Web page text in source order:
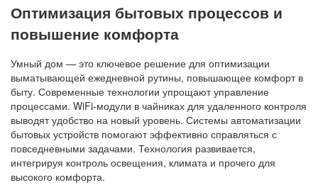
Оптимизация бытовых процессов и
повышение комфорта
Умный дом — это ключевое решение для оптимизации
выматывающей ежедневной рутины, повышающее комфорт в
быту. Современные технологии упрощают управление
процессами. WiFi-модули в чайниках для удаленного контроля
выводят удобство на новый уровень. Системы автоматизации
бытовых устройств помогают эффективно справляться с
повседневными задачами. Технология развивается,
интегрируя контроль освещения, климата и прочего для
высокого комфорта.